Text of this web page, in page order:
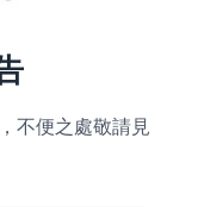
不便之處敬請見